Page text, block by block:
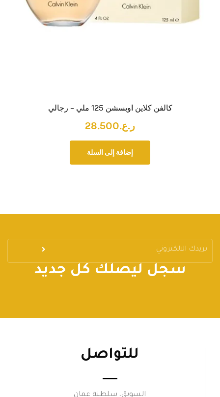
كالفن كلاين اوبسشن 125 ملي – رجالي
ر.ع.28.500
إضافة إلى السلة
سجل ليصلك كل جديد
للتواصل
السويق، سلطنة عمان